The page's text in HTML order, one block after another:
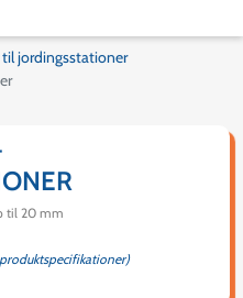
til jordingsstationer
til 20 mm